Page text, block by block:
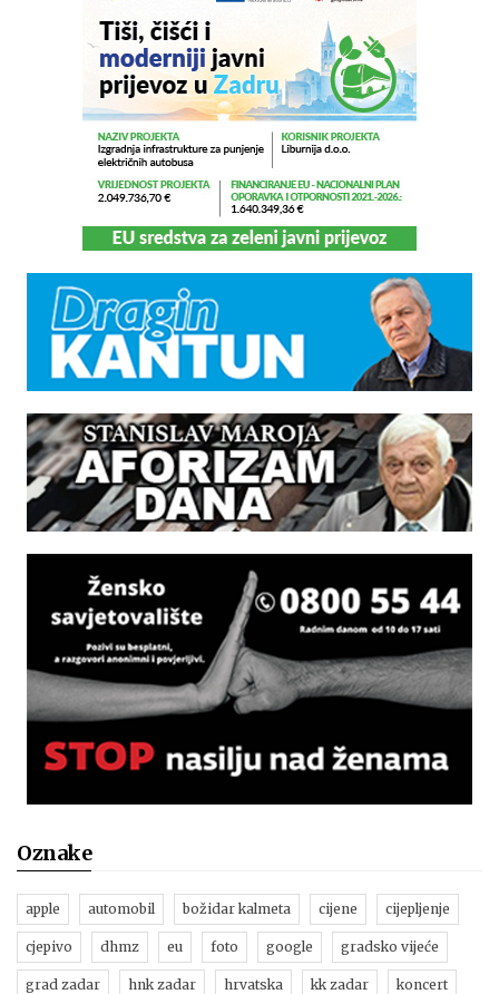
Oznake
apple automobil božidar kalmeta cijene cijepljenje
cjepivo dhmz eu foto google gradsko vijeće
grad zadar hnk zadar hrvatska kk zadar koncert